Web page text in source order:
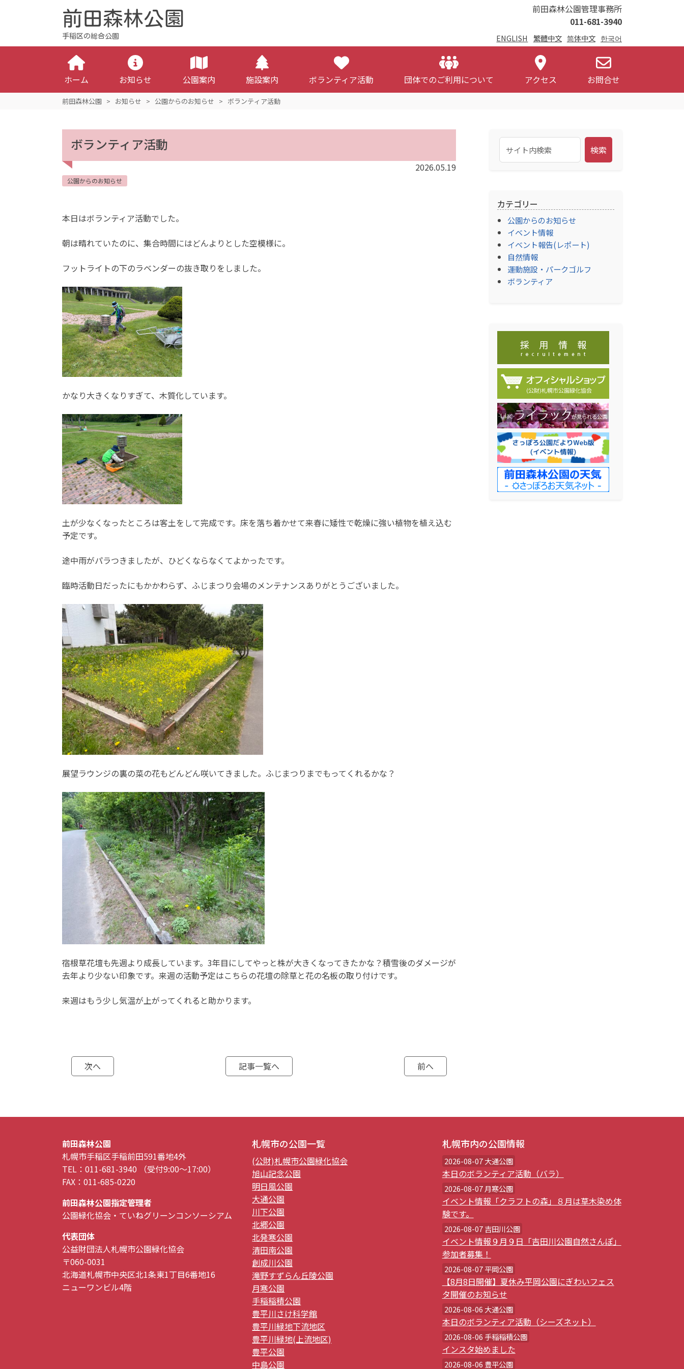
前田森林公園
手稲区の総合公園
前田森林公園管理事務所
011-681-3940
ENGLISH 繁體中文 简体中文 한국어
ホーム お知らせ 公園案内 施設案内 ボランティア活動 団体でのご利用について アクセス お問合せ
前田森林公園 > お知らせ > 公園からのお知らせ > ボランティア活動
ボランティア活動
2026.05.19
公園からのお知らせ
本日はボランティア活動でした。
朝は晴れていたのに、集合時間にはどんよりとした空模様に。
フットライトの下のラベンダーの抜き取りをしました。
かなり大きくなりすぎて、木質化しています。
土が少なくなったところは客土をして完成です。床を落ち着かせて来春に矮性で乾燥に強い植物を植え込む
予定です。
途中雨がパラつきましたが、ひどくならなくてよかったです。
臨時活動日だったにもかかわらず、ふじまつり会場のメンテナンスありがとうございました。
展望ラウンジの裏の菜の花もどんどん咲いてきました。ふじまつりまでもってくれるかな？
宿根草花壇も先週より成長しています。3年目にしてやっと株が大きくなってきたかな？積雪後のダメージが
去年より少ない印象です。来週の活動予定はこちらの花壇の除草と花の名板の取り付けです。
来週はもう少し気温が上がってくれると助かります。
次へ 記事一覧へ 前へ
検索
カテゴリー
公園からのお知らせ
イベント情報
イベント報告(レポート)
自然情報
運動施設・パークゴルフ
ボランティア
前田森林公園
札幌市手稲区手稲前田591番地4外
TEL：011-681-3940 （受付9:00～17:00）
FAX：011-685-0220
前田森林公園指定管理者
公園緑化協会・ていねグリーンコンソーシアム
代表団体
公益財団法人札幌市公園緑化協会
〒060-0031
北海道札幌市中央区北1条東1丁目6番地16
ニューワンビル4階
札幌市の公園一覧
(公財)札幌市公園緑化協会
旭山記念公園
明日風公園
大通公園
川下公園
北郷公園
北発寒公園
清田南公園
創成川公園
滝野すずらん丘陵公園
月寒公園
手稲稲積公園
豊平川さけ科学館
豊平川緑地下流地区
豊平川緑地(上流地区)
豊平公園
中島公園
札幌市内の公園情報
2026-08-07 大通公園
本日のボランティア活動（バラ）
2026-08-07 月寒公園
イベント情報「クラフトの森」８月は草木染め体
験です。
2026-08-07 吉田川公園
イベント情報９月９日「吉田川公園自然さんぽ」
参加者募集！
2026-08-07 平岡公園
【8月8日開催】夏休み平岡公園にぎわいフェス
タ開催のお知らせ
2026-08-06 大通公園
本日のボランティア活動（シーズネット）
2026-08-06 手稲稲積公園
インスタ始めました
2026-08-06 豊平公園